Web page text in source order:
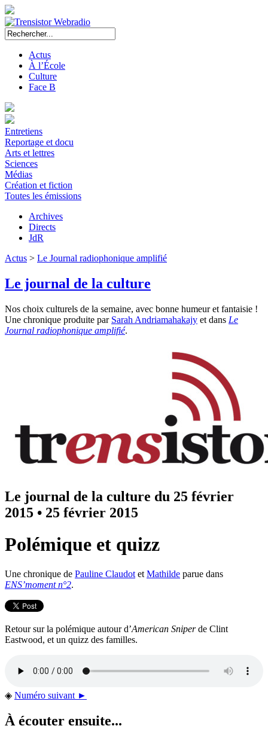
Actus
À l’École
Culture
Face B
Entretiens
Reportage et docu
Arts et lettres
Sciences
Médias
Création et fiction
Toutes les émissions
Archives
Directs
JdR
Actus > Le Journal radiophonique amplifié
Le journal de la culture
Nos choix culturels de la semaine, avec bonne humeur et fantaisie !
Une chronique produite par Sarah Andriamahakajy et dans Le
Journal radiophonique amplifié.
Le journal de la culture du 25 février
2015 • 25 février 2015
Polémique et quizz
Une chronique de Pauline Claudot et Mathilde parue dans
ENS’moment n°2.
Retour sur la polémique autour d’American Sniperde Clint
Eastwood, et un quizz des familles.
◈ Numéro suivant ►
À écouter ensuite...